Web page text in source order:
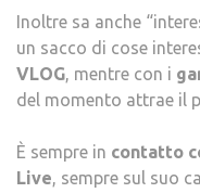
Inoltre sa anche
un sacco di cose
VLOG, mentre con i
del momento attrae il
È sempre in contatto
Live, sempre sul suo